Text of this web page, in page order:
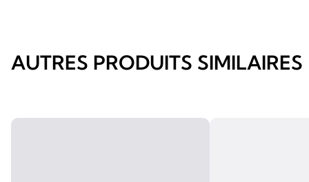
AUTRES PRODUITS SIMILAIRES